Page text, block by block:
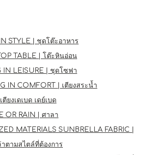
STYLE | ชุดโต๊ะอาหาร
TABLE | โต๊ะหินอ่อน
IN LEISURE | ชุดโซฟา
IN COMFORT | เตียงสระน้ำ
ตียงเดเบด เดย์เบด
OR RAIN | ศาลา
MATERIALS SUNBRELLA FABRIC |
ตามสไตล์ที่ต้องการ